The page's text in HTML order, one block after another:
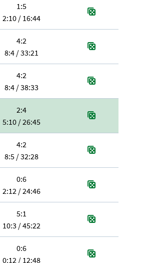
1:5
2:10 / 16:44
4:2
8:4 / 33:21
4:2
8:4 / 38:33
2:4
5:10 / 26:45
4:2
8:5 / 32:28
0:6
2:12 / 24:46
5:1
10:3 / 45:22
0:6
0:12 / 12:48